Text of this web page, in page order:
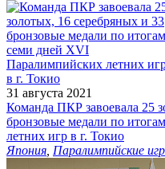
31 августа 2021
Команда ПКР завоевала 25
бронзовые медали по
летних игр в г. Токио
Япония Паралимпийские